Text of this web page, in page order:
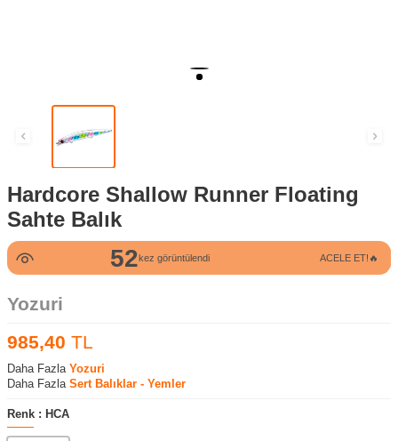
Hardcore Shallow Runner Floating
Sahte Balık
52kez görüntülendi ACELE ET!🔥
Yozuri
985,40 TL
Daha Fazla Yozuri
Daha Fazla Sert Balıklar - Yemler
Renk : HCA